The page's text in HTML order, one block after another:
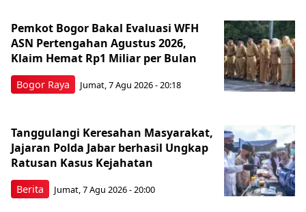
Bogor Raya
Pemkot Bogor Bakal Evaluasi WFH
ASN Pertengahan Agustus 2026,
Klaim Hemat Rp1 Miliar per Bulan
Jumat, 7 Agu 2026 - 20:18
Berita
Tanggulangi Keresahan Masyarakat,
Jajaran Polda Jabar berhasil Ungkap
Ratusan Kasus Kejahatan
Jumat, 7 Agu 2026 - 20:00